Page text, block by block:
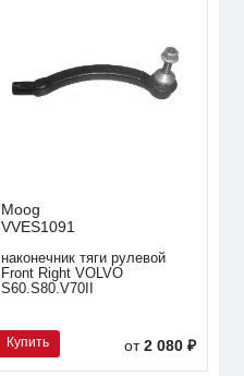
Moog
VVES1091
наконечник тяги рулевой
Front Right VOLVO
S60.S80.V70II
Купить от2 080 ₽